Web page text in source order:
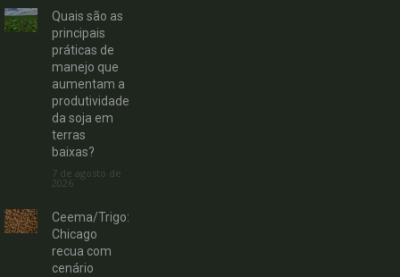
Quais são as
principais
práticas de
manejo que
aumentam a
produtividade
da soja em
terras
baixas?
7 de agosto de
2026
Ceema/Trigo:
Chicago
recua com
cenário